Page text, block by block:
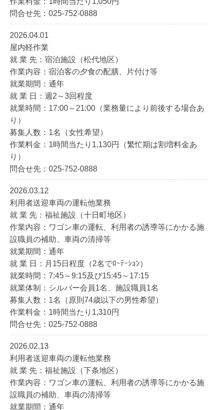
問合せ先：025-752-0888
2026.04.01
屋内軽作業
就 業 先：宿泊施設（松代地区）
作業内容：宿泊客の夕食の配膳、片付け等
就業期間：通年
就 業 日：週2～3回程度
就業時間：17:00～21:00（業務量により前後する場合あ
り）
募集人数：1名（女性希望）
作業料金：1時間当たり1,130円（繁忙期は割増料金あ
り）
問合せ先：025-752-0888
2026.03.12
利用者送迎車両の運転他業務
就 業 先：福祉施設（十日町地区）
作業内容：ワゴン車の運転、利用者の誘導等にかかる施
設職員の補助、車両の清掃等
就業期間：通年
就 業 日：月15日程度（2名でﾛｰﾃｰｼｮﾝ）
就業時間：7:45～9:15及び15:45～17:15
就業体制：シルバー会員1名、施設職員1名
募集人数：1名（原則74歳以下の男性希望）
作業料金：1時間当たり1,310円
問合せ先：025-752-0888
2026.02.13
利用者送迎車両の運転他業務
就 業 先：福祉施設（下条地区）
作業内容：ワゴン車の運転、利用者の誘導等にかかる施
設職員の補助、車両の清掃等
就業期間：通年